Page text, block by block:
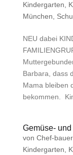
Kindergarten
München
NEU dabei
Barbara, dass
Mama bleiben
bekommen.
Gemüse-
von Chef-
Kindergarten